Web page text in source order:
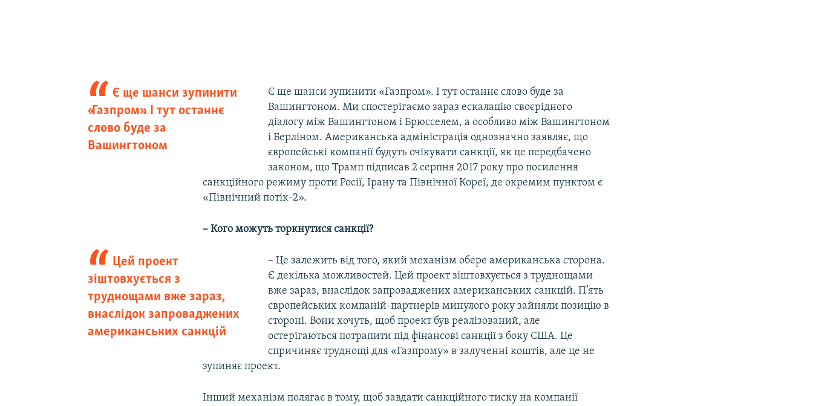
Є ще шанси зупинити
«Газпром». І тут останнє
слово буде за
Вашингтоном
Є ще шанси зупинити «Газпром». І тут останнє слово буде за
Вашингтоном. Ми спостерігаємо зараз ескалацію своєрідного
діалогу між Вашингтоном і Брюсселем, а особливо між Вашингтоном
і Берліном. Американська адміністрація однозначно заявляє, що
європейські компанії будуть очікувати санкції, як це передбачено
законом, що Трамп підписав 2 серпня 2017 року про посилення
санкційного режиму проти Росії, Ірану та Північної Кореї, де окремим пунктом є
«Північний потік-2».
– Кого можуть торкнутися санкції?
Цей проект
зіштовхується з
труднощами вже зараз,
внаслідок запроваджених
американських санкцій
– Це залежить від того, який механізм обере американська сторона.
Є декілька можливостей. Цей проект зіштовхується з труднощами
вже зараз, внаслідок запроваджених американських санкцій. П’ять
європейських компаній-партнерів минулого року зайняли позицію в
стороні. Вони хочуть, щоб проект був реалізований, але
остерігаються потрапити під фінансові санкції з боку США. Це
спричиняє труднощі для «Газпрому» в залученні коштів, але це не
зупиняє проект.
Інший механізм полягає в тому, щоб завдати санкційного тиску на компанії